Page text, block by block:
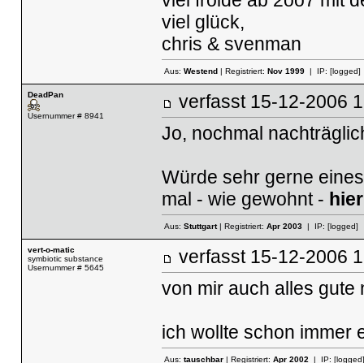
viel glück,
chris & svenman
Aus: Westend| Registriert: Nov 1999| IP: [logged]
DeadPan
Usernummer # 8941
verfasst 15-12-
Jo, nochmal
Würde sehr gerne
mal - wie gewohnt - hier
Aus: Stuttgart| Registriert: Apr 2003| IP: [logged]
vert-o-matic
symbiotic substance
Usernummer # 5645
verfasst 15-12-
von mir auch alles gute
ich wollte schon immer
Aus: tauschbar| Registriert: Apr 2002| IP: [logged]